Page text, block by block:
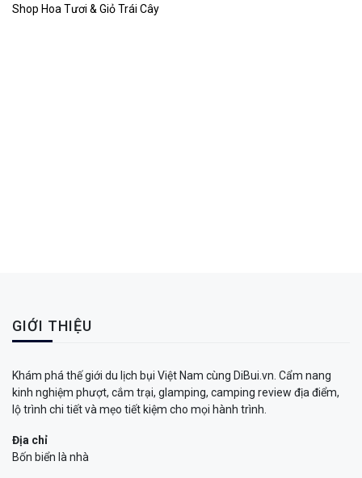
Shop Hoa Tươi & Giỏ Trái Cây
GIỚI THIỆU
Khám phá thế giới du lịch bụi Việt Nam cùng DiBui.vn. Cẩm nang
kinh nghiệm phượt, cắm trại, glamping, camping review địa điểm,
lộ trình chi tiết và mẹo tiết kiệm cho mọi hành trình.
Địa chỉ
Bốn biển là nhà